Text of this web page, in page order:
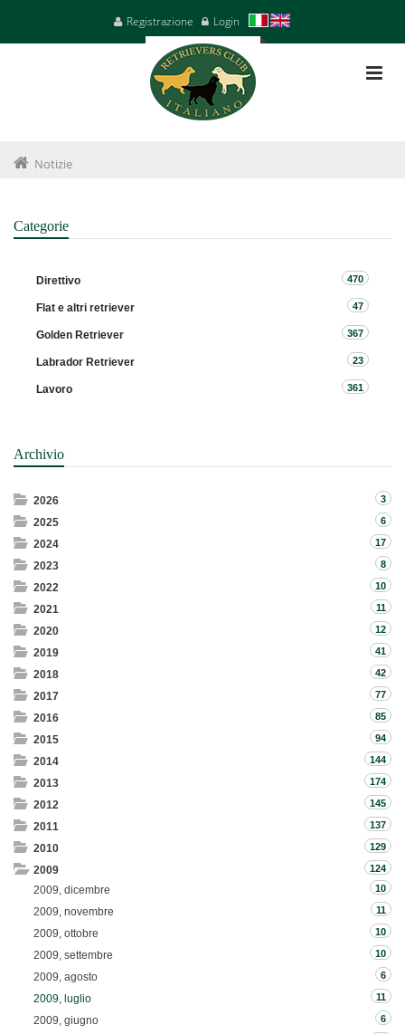
Registrazione Login
Notizie
Categorie
Direttivo 470
Flat e altri retriever 47
Golden Retriever 367
Labrador Retriever 23
Lavoro 361
Archivio
2026 3
2025 6
2024 17
2023 8
2022 10
2021 11
2020 12
2019 41
2018 42
2017 77
2016 85
2015 94
2014 144
2013 174
2012 145
2011 137
2010 129
2009 124
2009, dicembre 10
2009, novembre 11
2009, ottobre 10
2009, settembre 10
2009, agosto 6
2009, luglio 11
2009, giugno 6